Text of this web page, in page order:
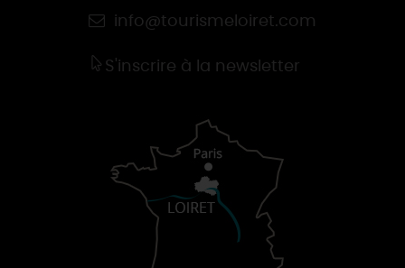
info@tourismeloiret.com
S'inscrire à la newsletter